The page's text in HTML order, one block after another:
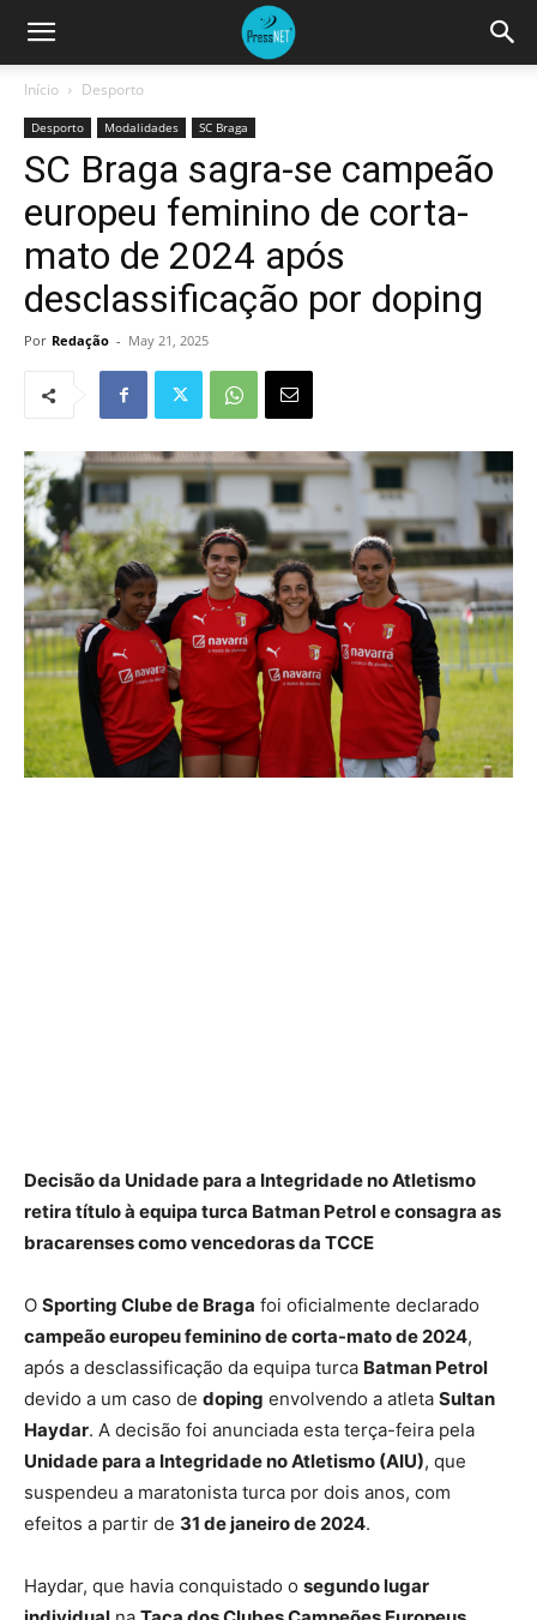
Início Desporto
Desporto Modalidades SC Braga
SC Braga sagra-se campeão
europeu feminino de corta-
mato de 2024 após
desclassificação por doping
Por Redação - May 21, 2025
Decisão da Unidade para a Integridade no Atletismo
retira título à equipa turca Batman Petrol e consagra as
bracarenses como vencedoras da TCCE
O Sporting Clube de Braga foi oficialmente declarado
campeão europeu feminino de corta-mato de 2024,
após a desclassificação da equipa turca Batman Petrol
devido a um caso de doping envolvendo a atleta Sultan
Haydar. A decisão foi anunciada esta terça-feira pela
Unidade para a Integridade no Atletismo (AIU), que
suspendeu a maratonista turca por dois anos, com
efeitos a partir de 31 de janeiro de 2024.
Haydar, que havia conquistado o segundo lugar